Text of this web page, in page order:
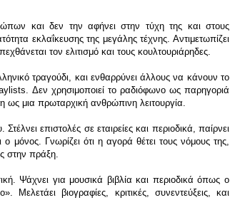
και δεν την αφήνει στην τύχη της και στους
εκλαΐκευσης της μεγάλης τέχνης. Αντιμετωπίζει
τον ελιτισμό και τους κουλτουριάρηδες.
τραγούδι, και ενθαρρύνει άλλους να κάνουν το
Δεν χρησιμοποιεί το ραδιόφωνο ως παρηγοριά
ως μια πρωταρχική ανθρώπινη λειτουργία.
επιστολές σε εταιρείες και περιοδικά, παίρνει
μόνος. Γνωρίζει ότι η αγορά θέτει τους νόμους της,
στην πράξη.
Ψάχνει για μουσικά βιβλία και περιοδικά όπως ο
βιογραφίες, κριτικές, συνεντεύξεις, και